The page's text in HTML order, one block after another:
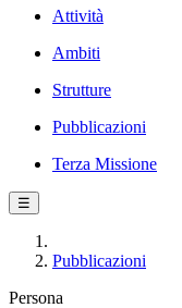
Attività
Ambiti
Strutture
Pubblicazioni
Terza Missione
☰
Pubblicazioni
Persona